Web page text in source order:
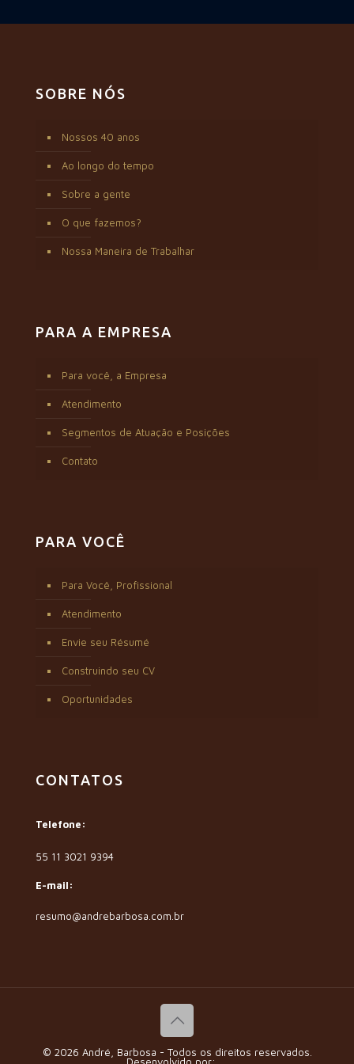
SOBRE NÓS
Nossos 40 anos
Ao longo do tempo
Sobre a gente
O que fazemos?
Nossa Maneira de Trabalhar
PARA A EMPRESA
Para você, a Empresa
Atendimento
Segmentos de Atuação e Posições
Contato
PARA VOCÊ
Para Você, Profissional
Atendimento
Envie seu Résumé
Construindo seu CV
Oportunidades
CONTATOS
Telefone:
55 11 3021 9394
E-mail:
resumo@andrebarbosa.com.br
© 2026 André, Barbosa - Todos os direitos reservados.
Desenvolvido por: